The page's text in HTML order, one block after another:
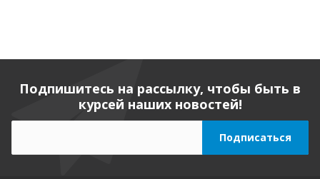
Подпишитесь на рассылку, чтобы быть в
курсей наших новостей!